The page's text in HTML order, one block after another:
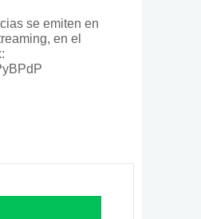
se emiten en
en el